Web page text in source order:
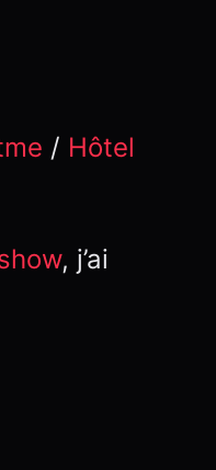
/ Hôtel
, j’ai